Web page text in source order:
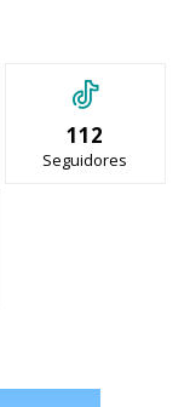
112
Seguidores